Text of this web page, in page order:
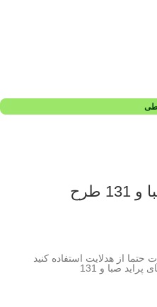
چراغ جلو اسپرت پراید صبا و 131 طرح
از هدلایت استفاده کنید
صبا و 131